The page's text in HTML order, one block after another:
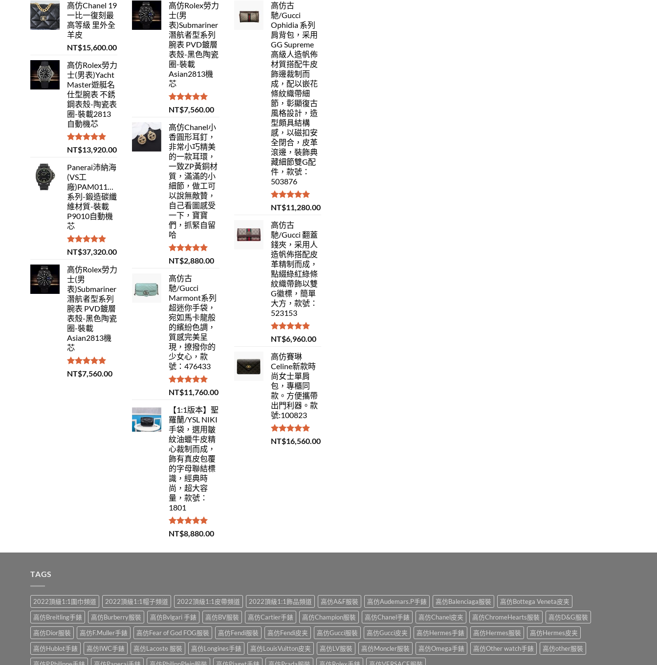
高仿Chanel 19
一比一復刻最
高等級 里外全
羊皮
NT$15,600.00
高仿Rolex勞力
士(男表)Yacht
Master遊艇名
仕型腕表 不銹
鋼表殼-陶瓷表
圈-裝載2813
自動機芯
評分5.00
滿分 5
NT$13,920.00
Panerai沛納海
(VS工
廠)PAM01118Luminor
系列-鍛造碳纖
維材質-裝載
P9010自動機
芯
評分5.00
滿分 5
NT$37,320.00
高仿Rolex勞力
士(男
表)Submariner
潛航者型系列
腕表 PVD鍍層
表殼-黑色陶瓷
圈-裝載
Asian2813機
芯
評分 5.00
滿分 5
NT$7,560.00
高仿Rolex勞力
士(男
表)Submariner
潛航者型系列
腕表 PVD鍍層
表殼-黑色陶瓷
圈-裝載
Asian2813機
芯
評分 5.00
滿分 5
NT$7,560.00
高仿Chanel小
香圓形耳釘，
非常小巧精美
的一款耳環，
一致ZP黃銅材
質，滿滿的小
細節，做工可
以說無敵贊，
自己看圖感受
一下，寶寶
們，抓緊自留
哈
評分 5.00
滿分 5
NT$2,880.00
高仿古
馳/Gucci
Marmont系列
超迷你手袋，
宛如馬卡龍般
的繽紛色調，
質感完美呈
現，撩撥你的
少女心，款
號：476433
評分5.00
滿分 5
NT$11,760.00
【1:1版本】聖
羅蘭/YSL NIKI
手袋，選用皺
紋油蠟牛皮精
心裁制而成，
飾有真皮包覆
的字母聯結標
識，經典時
尚，超大容
量，款號：
1801
評分 5.00
滿分 5
NT$8,880.00
高仿古
馳/Gucci
Ophidia 系列
肩背包，采用
GG Supreme
高級人造帆佈
材質搭配牛皮
飾邊裁制而
成，配以嵌花
條紋織帶細
節，彰顯復古
風格設計，造
型頗具結構
感，以磁扣安
全閉合，皮革
滾邊，裝飾典
藏細節雙G配
件，款號：
503876
評分5.00
滿分 5
NT$11,280.00
高仿古
馳/Gucci 翻蓋
錢夾，采用人
造帆佈搭配皮
革精制而成，
點綴綠紅綠條
紋織帶飾以雙
G徽標，簡單
大方，款號：
523153
評分5.00
滿分 5
NT$6,960.00
高仿賽琳
Celine新款時
尚女士單肩
包，專櫃同
款。方便攜帶
出門利器。款
號:100823
評分5.00
滿分 5
NT$16,560.00
TAGS
2022頂級1:1圍巾頻道 2022頂級1:1帽子頻道 2022頂級1:1皮帶頻道 2022頂級1:1飾品頻道 高仿A&F服裝 高仿Audemars.P手錶 高仿Balenciaga服裝
高仿Bottega Veneta皮夹
高仿Breitling手錶
高仿Burberry服裝 高仿Bvlgari 手錶 高仿BV服裝 高仿Cartier手錶 高仿Champion服裝 高仿Chanel手錶 高仿Chanel皮夹 高仿ChromeHearts服裝
高仿D&G服裝
高仿Dior服裝
高仿F.Muller手錶 高仿Fear of God FOG服裝 高仿Fendi服裝 高仿Fendi皮夹 高仿Gucci服裝 高仿Gucci皮夹 高仿Hermes手錶 高仿Hermes服裝
高仿Hermes皮夹
高仿Hublot手錶
高仿IWC手錶 高仿Lacoste 服裝 高仿Longines手錶 高仿LouisVuitton皮夹 高仿LV服裝 高仿Moncler服裝 高仿Omega手錶 高仿Other watch手錶
高仿other服裝